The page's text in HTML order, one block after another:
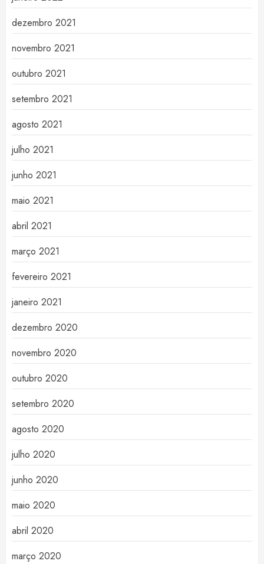
dezembro 2021
novembro 2021
outubro 2021
setembro 2021
agosto 2021
julho 2021
junho 2021
maio 2021
abril 2021
março 2021
fevereiro 2021
janeiro 2021
dezembro 2020
novembro 2020
outubro 2020
setembro 2020
agosto 2020
julho 2020
junho 2020
maio 2020
abril 2020
março 2020